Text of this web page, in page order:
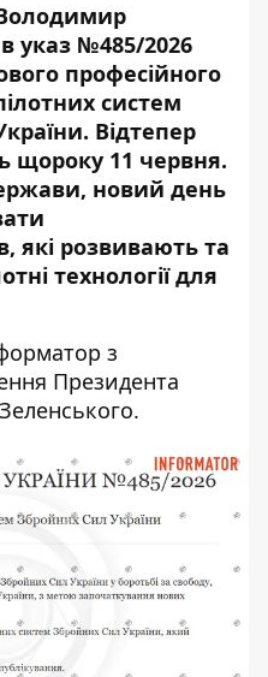
указ №485/2026
професійного
систем
Відтепер
щороку 11 червня.
новий день
які розвивають та
технології для
з
Президента
.